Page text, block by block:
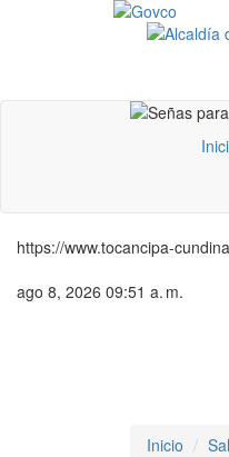
https://www.tocancipa-
ago 8, 2026 09:51 a. m.
Inicio